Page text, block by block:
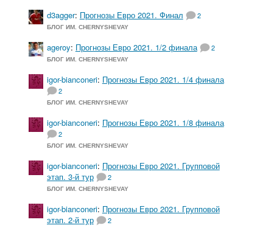
d3agger: Прогнозы Евро 2021. Финал 2
БЛОГ ИМ. CHERNYSHEVAY
ageroy: Прогнозы Евро 2021. 1/2 финала 2
БЛОГ ИМ. CHERNYSHEVAY
igor-bianconeri: Прогнозы Евро 2021. 1/4 финала
2
БЛОГ ИМ. CHERNYSHEVAY
igor-bianconeri: Прогнозы Евро 2021. 1/8 финала
2
БЛОГ ИМ. CHERNYSHEVAY
igor-bianconeri: Прогнозы Евро 2021. Групповой
этап. 3-й тур
2
БЛОГ ИМ. CHERNYSHEVAY
igor-bianconeri: Прогнозы Евро 2021. Групповой
этап. 2-й тур
2